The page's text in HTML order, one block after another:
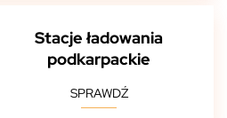
Stacje ładowania
podkarpackie
SPRAWDŹ